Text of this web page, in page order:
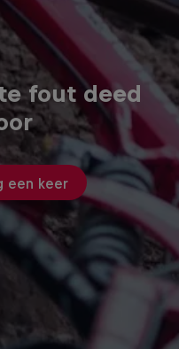
fout deed
een keer